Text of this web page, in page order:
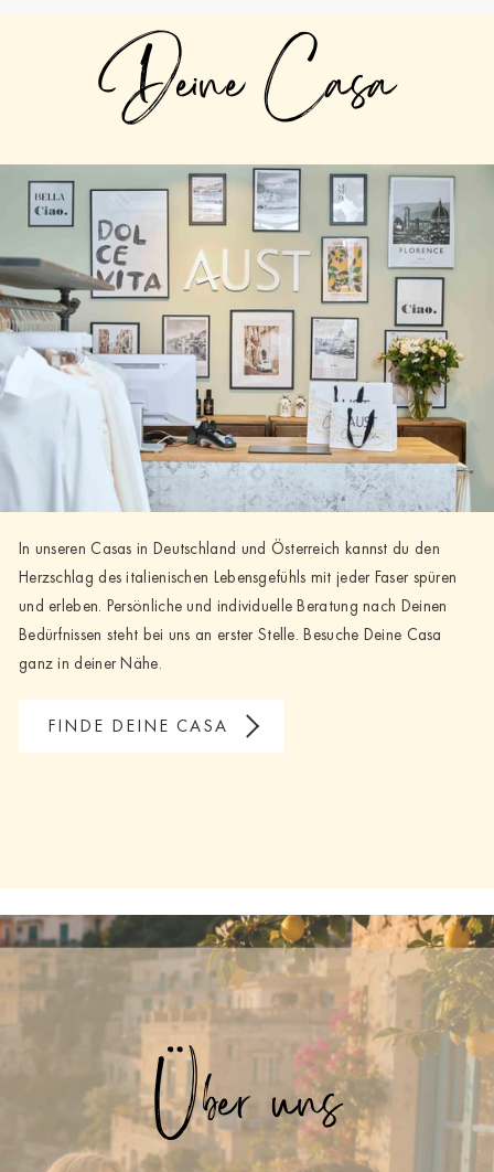
Deine Casa
In unseren Casas in Deutschland und Österreich kannst du den
Herzschlag des italienischen Lebensgefühls mit jeder Faser spüren
und erleben. Persönliche und individuelle Beratung nach Deinen
Bedürfnissen steht bei uns an erster Stelle. Besuche Deine Casa
ganz in deiner Nähe.
FINDE DEINE CASA
Über uns